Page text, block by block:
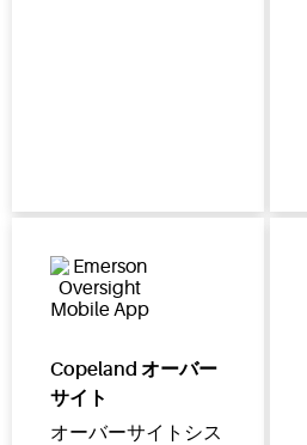
Copeland オーバー
サイト
オーバーサイトシス